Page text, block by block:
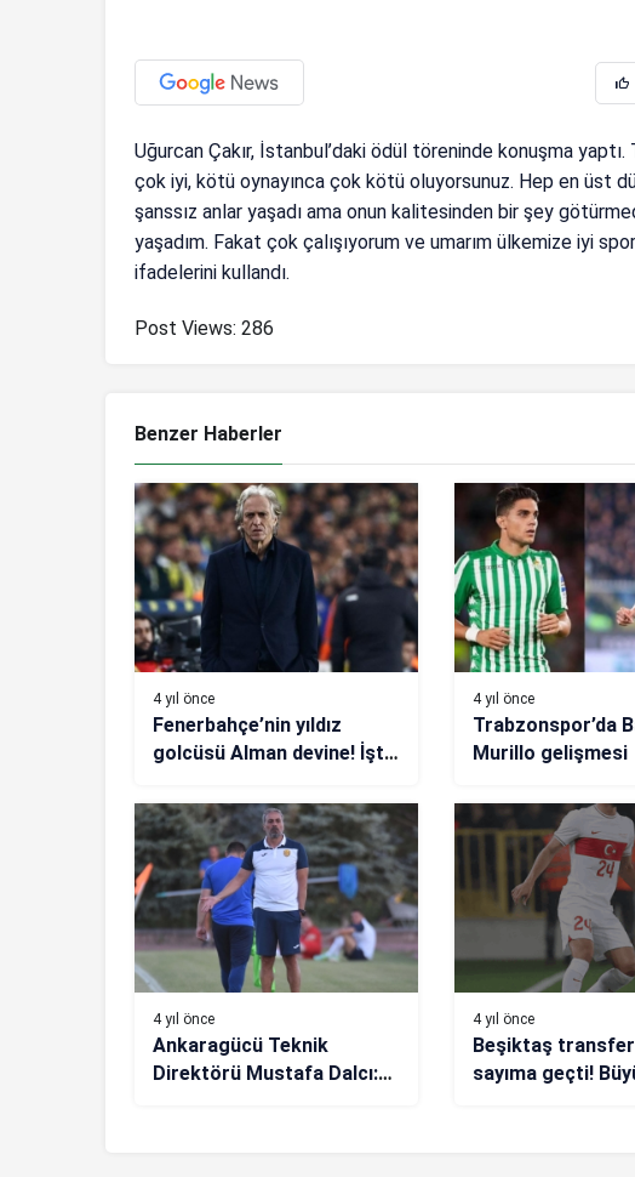
Uğurcan Çakır, İstanbul’daki ödül töreninde konuşma yaptı.
çok iyi, kötü oynayınca çok kötü oluyorsunuz. Hep en üst
şanssız anlar yaşadı ama onun kalitesinden bir şey
yaşadım. Fakat çok çalışıyorum ve umarım ülkemize iyi
ifadelerini kullandı.
Post Views: 286
Benzer Haberler
4 yıl önce
Fenerbahçe’nin yıldız
golcüsü Alman devine! İşte
4 yıl önce
Trabzonspor’da
Murillo gelişmesi
4 yıl önce
Ankaragücü Teknik
Direktörü Mustafa Dalcı:
4 yıl önce
Beşiktaş
sayıma geçti!